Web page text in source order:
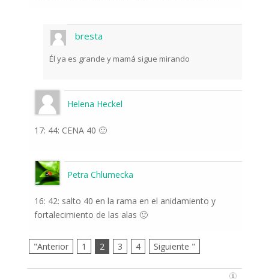
bresta
Él ya es grande y mamá sigue mirando
Helena Heckel
17: 44: CENA 40 🙂
Petra Chlumecka
16: 42: salto 40 en la rama en el anidamiento y
fortalecimiento de las alas 🙂
"Anterior 1 2 3 4 Siguiente "